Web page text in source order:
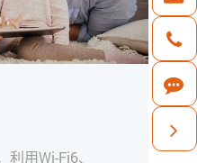
用Wi-Fi6、